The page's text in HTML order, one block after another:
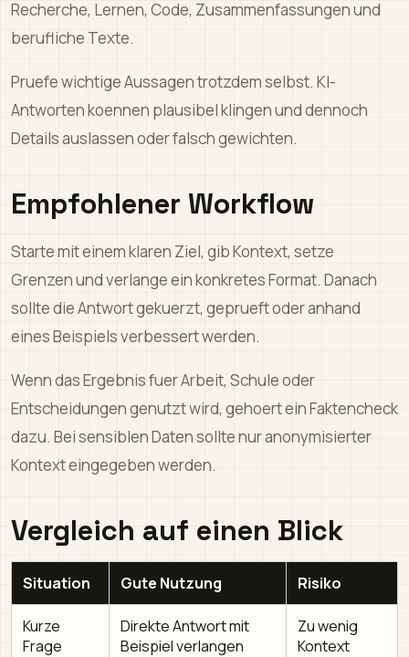
Recherche, Lernen, Code, Zusammenfassungen und
berufliche Texte.
Pruefe wichtige Aussagen trotzdem selbst. KI-
Antworten koennen plausibel klingen und dennoch
Details auslassen oder falsch gewichten.
Empfohlener Workflow
Starte mit einem klaren Ziel, gib Kontext, setze
Grenzen und verlange ein konkretes Format. Danach
sollte die Antwort gekuerzt, geprueft oder anhand
eines Beispiels verbessert werden.
Wenn das Ergebnis fuer Arbeit, Schule oder
Entscheidungen genutzt wird, gehoert ein Faktencheck
dazu. Bei sensiblen Daten sollte nur anonymisierter
Kontext eingegeben werden.
Vergleich auf einen Blick
Situation Gute Nutzung Risiko
Kurze
Frage
Direkte Antwort mit
Beispiel verlangen
Zu wenig
Kontext